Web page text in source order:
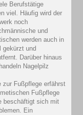
Berufstätige
viel. Häufig wird der
noch
und
werden auch in
gekürzt und
Darüber hinaus
Nagelpilz
zur Fußpflege erfährst
Fußpflege
beschäftigt sich mit
Ein